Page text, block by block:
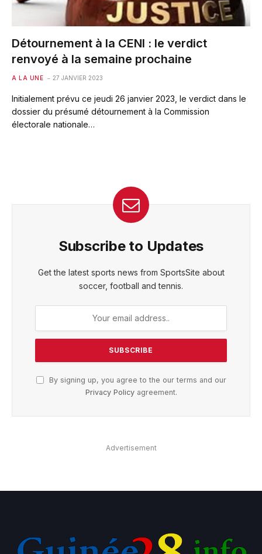
Détournement à la CENI : le verdict
renvoyé à la semaine prochaine
A LA UNE 27 JANVIER 2023
Initialement prévu ce jeudi 26 janvier 2023, le verdict dans le
dossier du présumé détournement à la Commission
électorale nationale…
Subscribe to Updates
Get the latest sports news from SportsSite about
soccer, football and tennis.
By signing up, you agree to the our terms and our
Privacy Policyagreement.
Advertisement